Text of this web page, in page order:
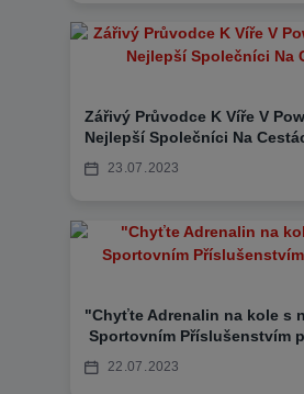
23 07 2023
Zářivý Průvodce K Víře V
Nejlepší Společníci Na
22 07 2023
"Chyťte Adrenalin na kole s
Sportovním Příslušenstvím